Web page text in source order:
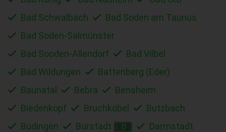
Bad Schwalbach
Bad Soden am Taunus
Bad Soden-Salmünster
Bad Sooden-Allendorf
Bad Vilbel
Bad Wildungen
Battenberg (Eder)
Baunatal
Bebra
Bensheim
Biedenkopf
Bruchköbel
Butzbach
Büdingen
Bürstadt D
Darmstadt